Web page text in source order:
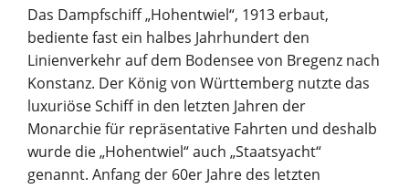
Das Dampfschiff „Hohentwiel“, 1913 erbaut,
bediente fast ein halbes Jahrhundert den
Linienverkehr auf dem Bodensee von Bregenz nach
Konstanz. Der König von Württemberg nutzte das
luxuriöse Schiff in den letzten Jahren der
Monarchie für repräsentative Fahrten und deshalb
wurde die „Hohentwiel“ auch „Staatsyacht“
genannt. Anfang der 60er Jahre des letzten